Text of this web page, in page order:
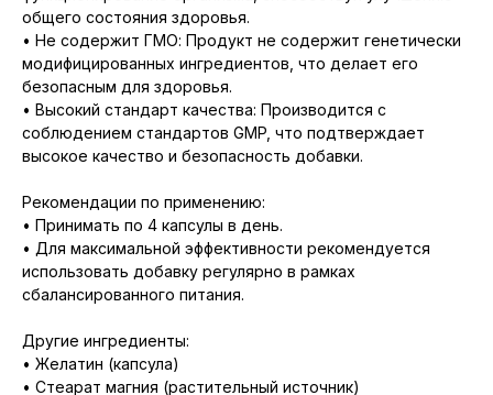
общего состояния здоровья.
• Не содержит ГМО: Продукт не содержит генетически
модифицированных ингредиентов, что делает его
безопасным для здоровья.
• Высокий стандарт качества: Производится с
соблюдением стандартов GMP, что подтверждает
высокое качество и безопасность добавки.
Рекомендации по применению:
• Принимать по 4 капсулы в день.
• Для максимальной эффективности рекомендуется
использовать добавку регулярно в рамках
сбалансированного питания.
Другие ингредиенты:
• Желатин (капсула)
• Стеарат магния (растительный источник)